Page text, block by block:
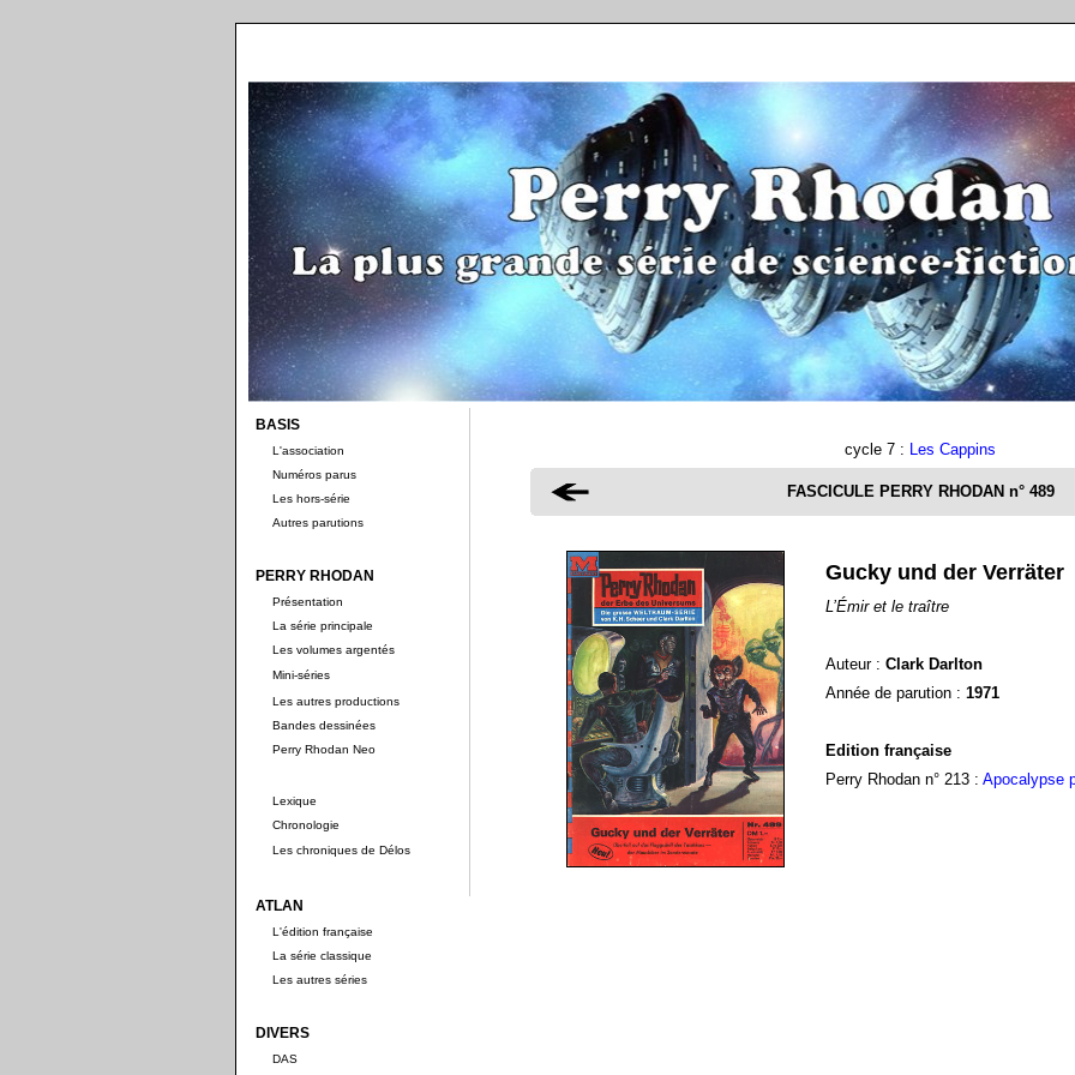
BASIS
L'association
Numéros parus
Les hors-série
Autres parutions
PERRY RHODAN
Présentation
La série principale
Les volumes argentés
Mini-séries
Les autres productions
Bandes dessinées
Perry Rhodan Neo
Lexique
Chronologie
Les chroniques de Délos
ATLAN
L'édition française
La série classique
Les autres séries
DIVERS
DAS
cycle 7 : Les Cappins
FASCICULE PERRY RHODAN n° 489
Gucky und der Verräter
L’Émir et le traître
Auteur : Clark Darlton
Année de parution : 1971
Edition française
Perry Rhodan n° 213 : Apocalypse